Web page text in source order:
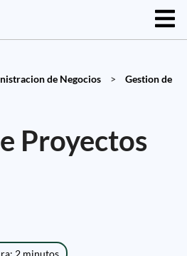
de Negocios >
Gestion de
Proyectos
2 minutos